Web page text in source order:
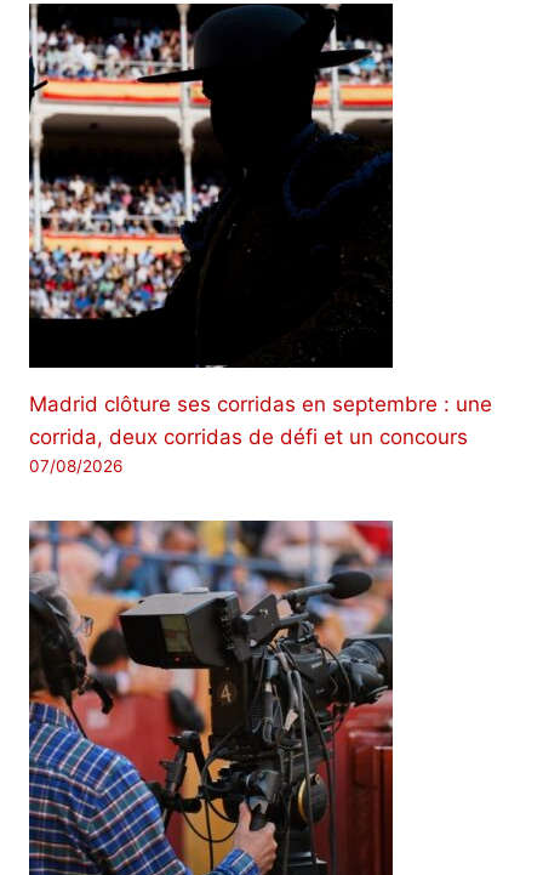
Madrid clôture ses corridas en septembre : une
corrida, deux corridas de défi et un concours
07/08/2026